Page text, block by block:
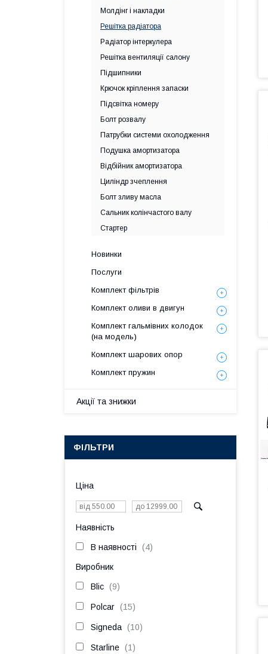
Молдінг і накладки
Решітка радіатора
Радіатор інтеркулера
Решітка вентиляції салону
Підшипники
Крючок кріплення запаски
Підсвітка номеру
Болт розвалу
Патрубки системи охолодження
Подушка амортизатора
Відбійник амортизатора
Циліндр зчеплення
Болт зливу масла
Сальник колінчастого валу
Стартер
Новинки
Послуги
Комплект фільтрів
Комплект оливи в двигун
Комплект гальмівних колодок
(на модель)
Комплект шарових опор
Комплект пружин
Акції та знижки
ФІЛЬТРИ
Ціна
Наявність
В наявності 4
Виробник
Blic 9
Polcar 15
Signeda 10
Starline 1